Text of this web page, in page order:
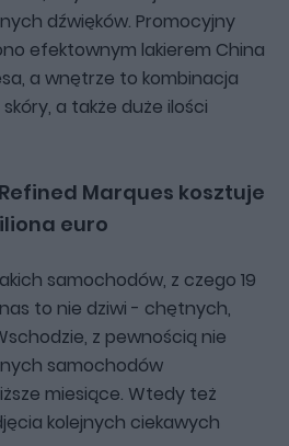
dźwięków. Promocyjny
efektownym lakierem China
a wnętrze to kombinacja
a także duże ilości
Marques kosztuje
euro
samochodów, z czego 19
to nie dziwi - chętnych,
z pewnością nie
samochodów
miesiące. Wtedy też
kolejnych ciekawych